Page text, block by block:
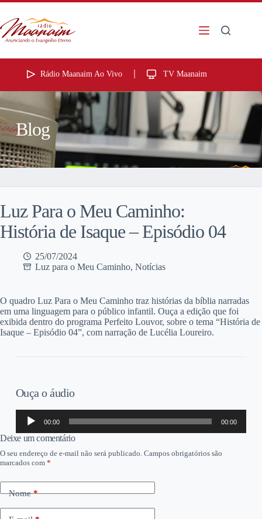
Rádio Maanaim Ao Vivo TV Maanaim
Blog
Luz Para o Meu Caminho:
História de Isaque – Episódio 04
25/07/2024
Luz para o Meu Caminho, Notícias
O quadro Luz Para o Meu Caminho traz histórias da bíblia narradas
em uma linguagem para o público infantil. Ouça a edição que foi
exibida dentro do programa Perfeito Louvor, sobre o tema “História de
Isaque – Episódio 04”, com narração de Lucélia Loureiro.
Ouça o áudio
Tocador
áudio
00:00 00:00
Deixe um comentário
O seu endereço de e-mail não será publicado. Campos obrigatórios são
marcados com *
Nome*